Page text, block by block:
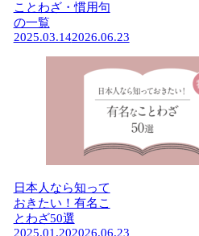
ことわざ・慣用句
の一覧
2025.03.142026.06.23
日本人なら知って
おきたい！有名こ
とわざ50選
2025.01.202026.06.23